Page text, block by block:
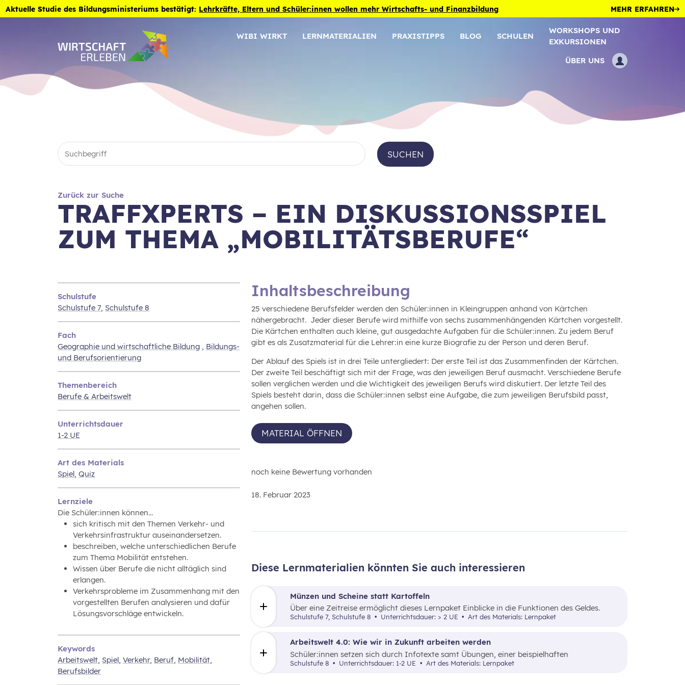
Zum Inhalt der Seite springen
Aktuelle Studie des Bildungsministeriums bestätigt: Lehrkräfte, Eltern und Schüler:innen wollen mehr Wirtschafts- und Finanzbildung MEHR ERFAHREN
WIBI WIRKT LERNMATERIALIEN PRAXISTIPPS BLOG SCHULEN
WORKSHOPS UND
EXKURSIONEN
ÜBER UNS
SUCHEN
Zurück zur Suche
TRAFFXPERTS – EIN DISKUSSIONSSPIEL
ZUM THEMA „MOBILITÄTSBERUFE“
Schulstufe
Schulstufe 7, Schulstufe 8
Fach
Geographie und wirtschaftliche Bildung , Bildungs-
und Berufsorientierung
Themenbereich
Berufe & Arbeitswelt
Unterrichtsdauer
1-2 UE
Art des Materials
Spiel,Quiz
Lernziele
Die Schüler:innen können...
sich kritisch mit den Themen Verkehr- und
Verkehrsinfrastruktur auseinandersetzen.
beschreiben, welche unterschiedlichen Berufe
zum Thema Mobilität entstehen.
Wissen über Berufe die nicht alltäglich sind
erlangen.
Verkehrsprobleme im Zusammenhang mit den
vorgestellten Berufen analysieren und dafür
Lösungsvorschläge entwickeln.
Keywords
Arbeitswelt, Spiel,Verkehr, Beruf, Mobilität,
Berufsbilder
Inhaltsbeschreibung
25 verschiedene Berufsfelder werden den Schüler:innen in Kleingruppen anhand von Kärtchen
nähergebracht. Jeder dieser Berufe wird mithilfe von sechs zusammenhängenden Kärtchen vorgestellt.
Die Kärtchen enthalten auch kleine, gut ausgedachte Aufgaben für die Schüler:innen. Zu jedem Beruf
gibt es als Zusatzmaterial für die Lehrer:in eine kurze Biografie zu der Person und deren Beruf.
Der Ablauf des Spiels ist in drei Teile untergliedert: Der erste Teil ist das Zusammenfinden der Kärtchen.
Der zweite Teil beschäftigt sich mit der Frage, was den jeweiligen Beruf ausmacht. Verschiedene Berufe
sollen verglichen werden und die Wichtigkeit des jeweiligen Berufs wird diskutiert. Der letzte Teil des
Spiels besteht darin, dass die Schüler:innen selbst eine Aufgabe, die zum jeweiligen Berufsbild passt,
angehen sollen.
MATERIAL ÖFFNEN
noch keine Bewertung vorhanden
18. Februar 2023
Diese Lernmaterialien könnten Sie auch interessieren
Arbeitswelt 4.0: Wie wir in Zukunft arbeiten werden
Schüler:innen setzen sich durch Infotexte samt Übungen, einer beispielhaften
Erwerbsbiografie sowie durch die Gestaltung einer Stellenanzeige kritisch mit den
Schulstufe 8 Unterrichtsdauer: 1-2 UE Art des Materials: Lernpaket
Münzen und Scheine statt Kartoffeln
Über eine Zeitreise ermöglicht dieses Lernpaket Einblicke in die Funktionen des Geldes.
Schulstufe 7, Schulstufe 8 Unterrichtsdauer: > 2 UE Art des Materials: Lernpaket